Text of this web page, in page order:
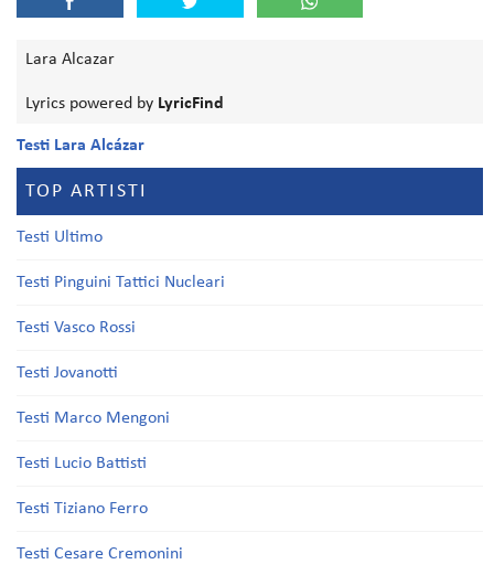
Lara Alcazar
Lyrics powered by LyricFind
Testi Lara Alcázar
TOP ARTISTI
Testi Ultimo
Testi Pinguini Tattici Nucleari
Testi Vasco Rossi
Testi Jovanotti
Testi Marco Mengoni
Testi Lucio Battisti
Testi Tiziano Ferro
Testi Cesare Cremonini